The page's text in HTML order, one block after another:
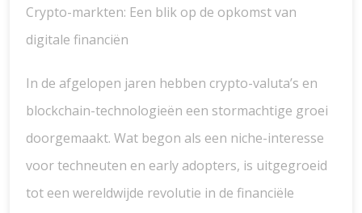
Crypto-markten: Een blik op de opkomst van
digitale financiën
In de afgelopen jaren hebben crypto-valuta’s en
blockchain-technologieën een stormachtige groei
doorgemaakt. Wat begon als een niche-interesse
voor techneuten en early adopters, is uitgegroeid
tot een wereldwijde revolutie in de financiële